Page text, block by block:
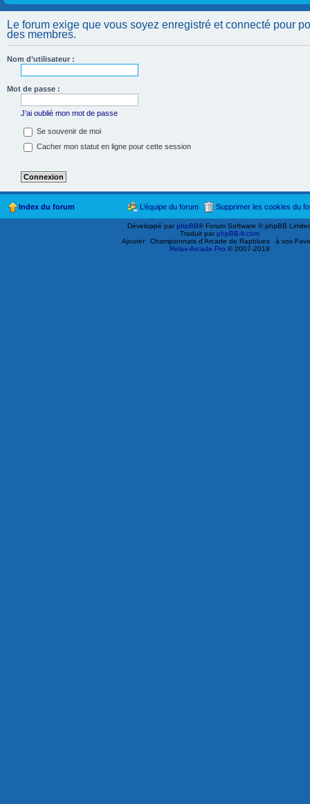
Le forum exige que vous soyez enregistré et connecté pour
des membres.
Nom d’utilisateur :
Mot de passe :
J’ai oublié mon mot de passe
Se souvenir de moi
Cacher mon statut en ligne pour cette session
Index du forum Supprimer les cookies du
L’équipe du forum
Développé parphpBB® Forum Software © phpBB
Traduit parphpBB-fr.com
Ajouter
Championnats d'Arcade de Rapblues
à vos
Relax-Arcade Pro © 2007-2019